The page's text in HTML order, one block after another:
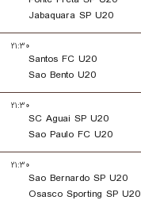
Jabaquara SP U20
۲۱:۳۰
Santos FC U20
Sao Bento U20
۲۱:۳۰
SC Aguai SP U20
Sao Paulo FC U20
۲۱:۳۰
Sao Bernardo SP U20
Osasco Sporting SP U20